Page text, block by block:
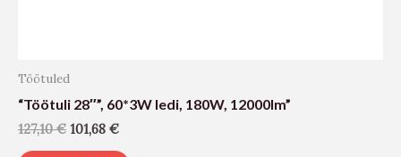
Töötuled
“Töötuli 28″”, 60*3W ledi, 180W, 12000lm”
127,10€ 101,68 €